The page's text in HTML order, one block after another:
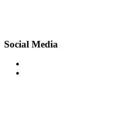
Social Media